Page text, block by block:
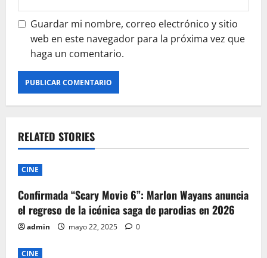
Guardar mi nombre, correo electrónico y sitio
web en este navegador para la próxima vez que
haga un comentario.
RELATED STORIES
CINE
Confirmada “Scary Movie 6”: Marlon Wayans anuncia
el regreso de la icónica saga de parodias en 2026
admin mayo 22, 2025 0
CINE